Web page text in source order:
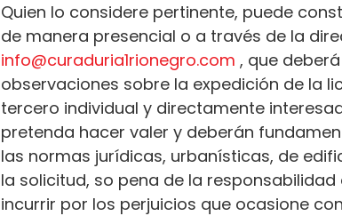
Quien lo considere pertinente, puede
de manera presencial o a través de la
info@curaduria1rionegro.com , que
observaciones sobre la expedición de la
tercero individual y directamente
pretenda hacer valer y deberán
las normas jurídicas, urbanísticas, de
la solicitud, so pena de la
incurrir por los perjuicios que ocasione